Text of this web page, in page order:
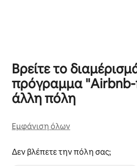
Βρείτε το
πρόγραμμα
άλλη πόλη
Εμφάνιση όλων
Δεν βλέπετε την πόλη σας;